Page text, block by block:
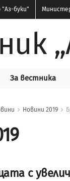
"Аз-буки"
За вестника
Новини 2019
с